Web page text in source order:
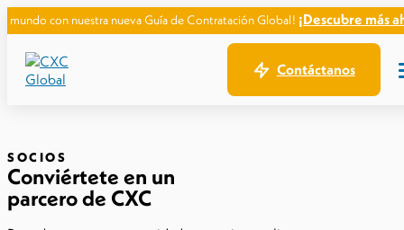
nuestra nueva Guía de Contratación Global!¡Descubre más ahora!
Contáctanos
SOCIOS
Conviértete en un
parcero de CXC